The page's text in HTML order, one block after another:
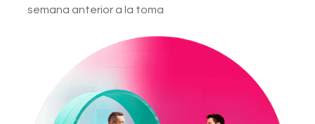
semana anterior a la toma